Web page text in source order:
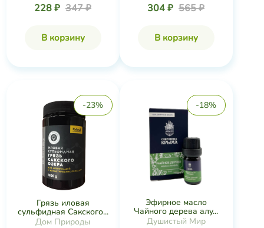
228 ₽ 347 ₽
В корзину
304 ₽ 565 ₽
В корзину
-23%
Грязь иловая
сульфидная Сакского...
Дом Природы
-18%
Эфирное масло
Чайного дерева алу...
Душистый Мир